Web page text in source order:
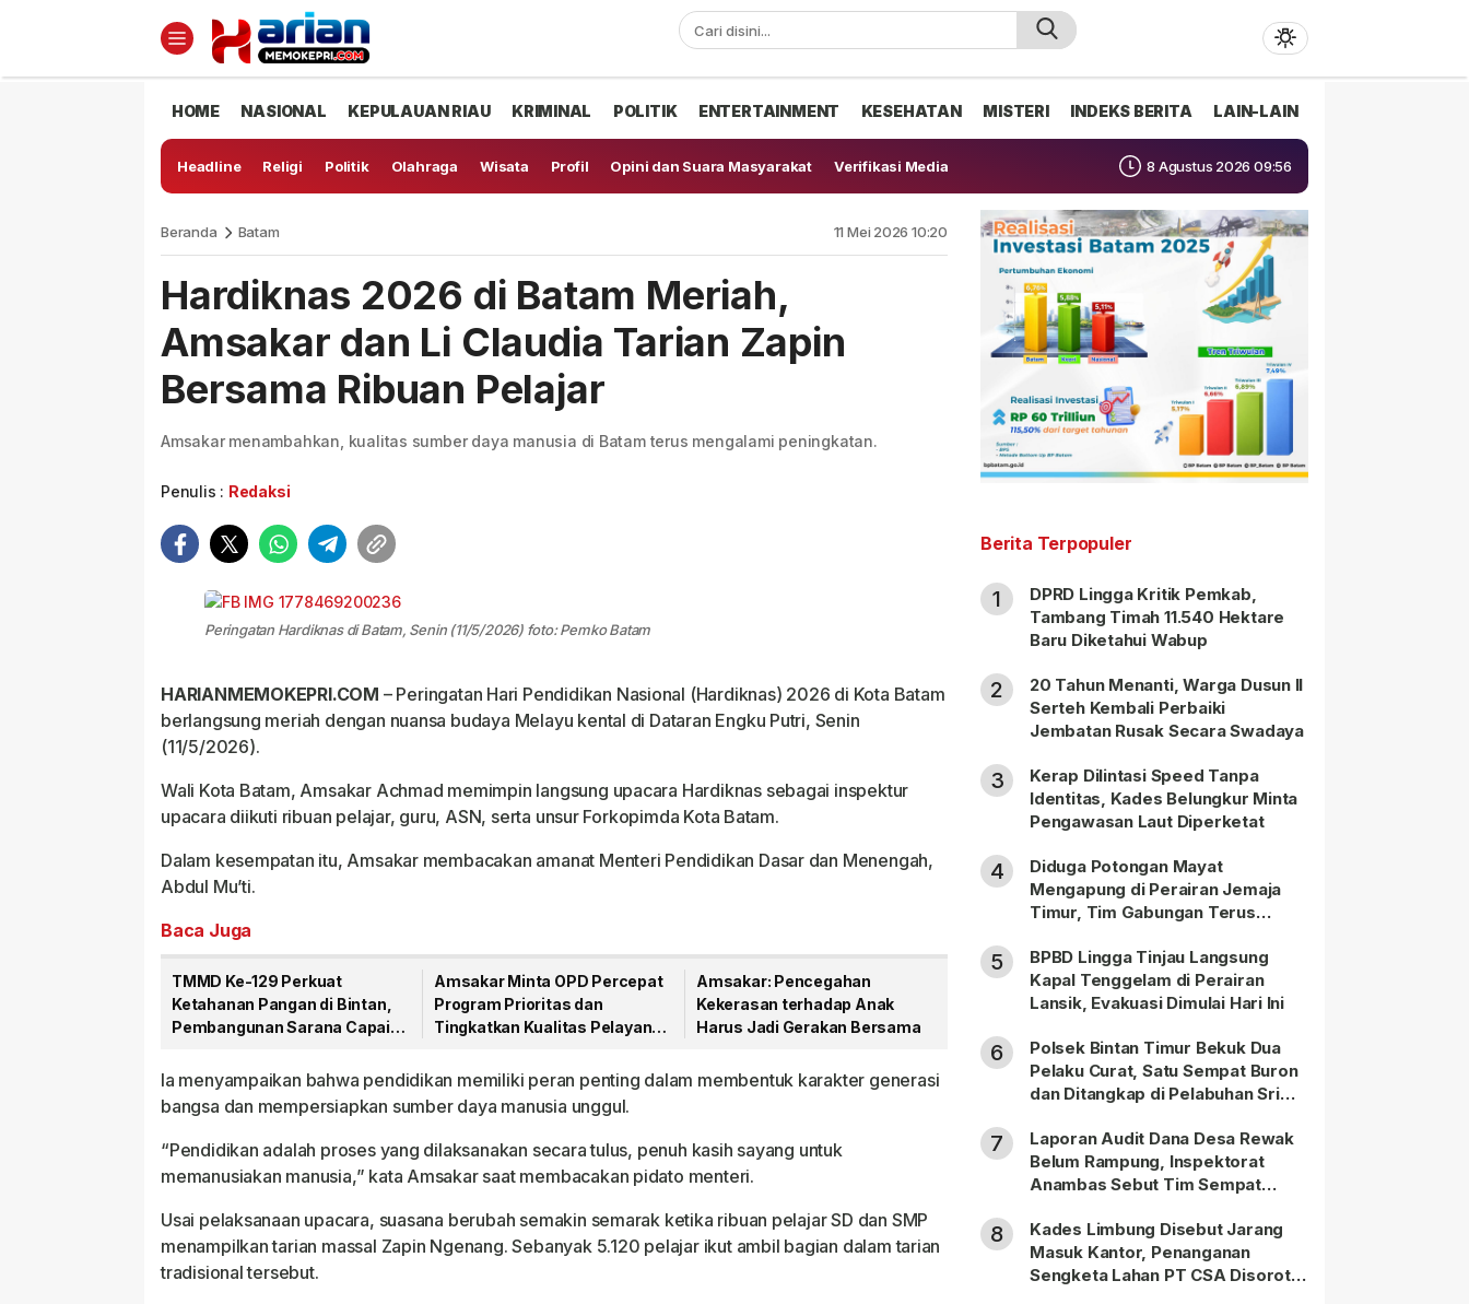
HOME NASIONAL KEPULAUAN RIAU KRIMINAL POLITIK ENTERTAINMENT KESEHATAN MISTERI INDEKS BERITA LAIN-LAIN
Headline Religi Politik Olahraga Wisata Profil Opini dan Suara Masyarakat Verifikasi Media 8 Agustus 2026 09:56
Beranda Batam 11 Mei 2026 10:20
Hardiknas 2026 di Batam Meriah,
Amsakar dan Li Claudia Tarian Zapin
Bersama Ribuan Pelajar
Amsakar menambahkan, kualitas sumber daya manusia di Batam terus mengalami peningkatan.
Penulis : Redaksi
Peringatan Hardiknas di Batam, Senin (11/5/2026) foto: Pemko Batam
HARIANMEMOKEPRI.COM – Peringatan Hari Pendidikan Nasional (Hardiknas) 2026 di Kota Batam
berlangsung meriah dengan nuansa budaya Melayu kental di Dataran Engku Putri, Senin
(11/5/2026).
Wali Kota Batam, Amsakar Achmad memimpin langsung upacara Hardiknas sebagai inspektur
upacara diikuti ribuan pelajar, guru, ASN, serta unsur Forkopimda Kota Batam.
Dalam kesempatan itu, Amsakar membacakan amanat Menteri Pendidikan Dasar dan Menengah,
Abdul Mu’ti.
Baca Juga
TMMD Ke-129 Perkuat
Ketahanan Pangan di Bintan,
Pembangunan Sarana Capai
Amsakar Minta OPD Percepat
Program Prioritas dan
Tingkatkan Kualitas Pelayanan
Amsakar: Pencegahan
Kekerasan terhadap Anak
Harus Jadi Gerakan Bersama
Ia menyampaikan bahwa pendidikan memiliki peran penting dalam membentuk karakter generasi
bangsa dan mempersiapkan sumber daya manusia unggul.
“Pendidikan adalah proses yang dilaksanakan secara tulus, penuh kasih sayang untuk
memanusiakan manusia,” kata Amsakar saat membacakan pidato menteri.
Usai pelaksanaan upacara, suasana berubah semakin semarak ketika ribuan pelajar SD dan SMP
menampilkan tarian massal Zapin Ngenang. Sebanyak 5.120 pelajar ikut ambil bagian dalam tarian
tradisional tersebut.
Berita Terpopuler
1
DPRD Lingga Kritik Pemkab,
Tambang Timah 11.540 Hektare
Baru Diketahui Wabup
2
20 Tahun Menanti, Warga Dusun II
Serteh Kembali Perbaiki
Jembatan Rusak Secara Swadaya
3
Kerap Dilintasi Speed Tanpa
Identitas, Kades Belungkur Minta
Pengawasan Laut Diperketat
4
Diduga Potongan Mayat
Mengapung di Perairan Jemaja
Timur, Tim Gabungan Terus
5
BPBD Lingga Tinjau Langsung
Kapal Tenggelam di Perairan
Lansik, Evakuasi Dimulai Hari Ini
6
Polsek Bintan Timur Bekuk Dua
Pelaku Curat, Satu Sempat Buron
dan Ditangkap di Pelabuhan Sri
7
Laporan Audit Dana Desa Rewak
Belum Rampung, Inspektorat
Anambas Sebut Tim Sempat
8
Kades Limbung Disebut Jarang
Masuk Kantor, Penanganan
Sengketa Lahan PT CSA Disorot